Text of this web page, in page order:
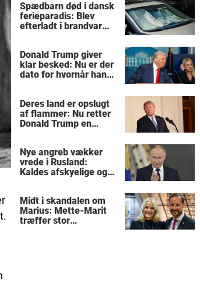
Spædbarn død i dansk
ferieparadis: Blev
efterladt i brandvarm
Donald Trump giver
klar besked: Nu er der
dato for hvornår han
Deres land er opslugt
af flammer: Nu retter
Donald Trump en
Nye angreb vækker
vrede i Rusland:
Kaldes afskyelige og
Midt i skandalen om
Marius: Mette-Marit
træffer stor